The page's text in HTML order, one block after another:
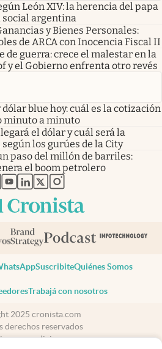
León XIV: la herencia del papa
social argentina
y Bienes Personales:
de ARCA con Inocencia Fiscal II
de guerra: crece el malestar en la
y el Gobierno enfrenta otro revés
dólar blue hoy: cuál es la cotización
minuto a minuto
el dólar y cuál será la
los gurúes de la City
paso del millón de barriles:
el boom petrolero
abre en nueva pestaña
abre en nueva pestaña
abre en nueva pestaña
abre en nueva pestaña
abre en nueva pestaña
SuscribiteQuiénes Somos
Trabajá con nosotros
2025 cronista.com
derechos reservados
y condiciones